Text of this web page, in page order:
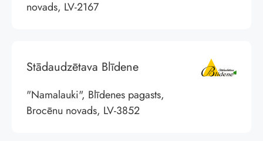
novads, LV-2167
Stādaudzētava Blīdene
"Namalauki", Blīdenes pagasts,
Brocēnu novads, LV-3852